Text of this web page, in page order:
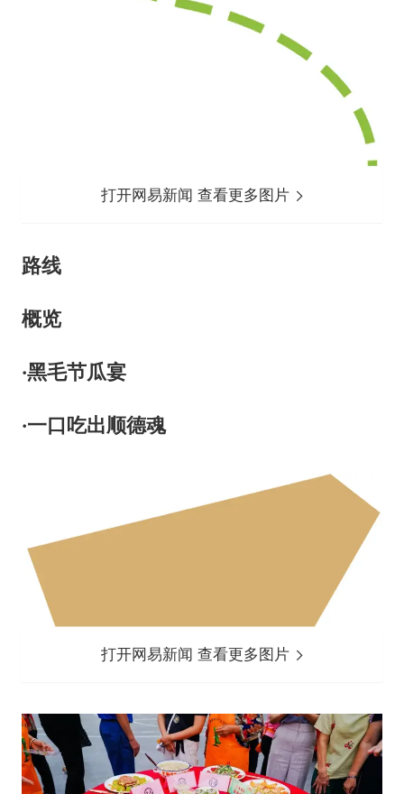
打开网易新闻 查看更多图片
路线
概览
·黑毛节瓜宴
·一口吃出顺德魂
打开网易新闻 查看更多图片